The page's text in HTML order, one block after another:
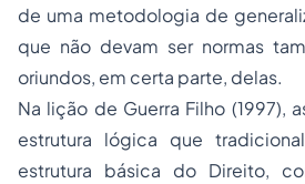
de uma metodologia de
que não devam ser normas
oriundos, em certa parte, delas.
Na lição de Guerra Filho (1997),
estrutura lógica que
estrutura básica do Direito,